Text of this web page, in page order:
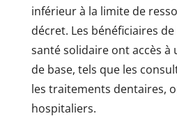
inférieur à la limite de
décret. Les bénéficiaires
santé solidaire ont accès à
de base, tels que les
les traitements dentaires,
hospitaliers.